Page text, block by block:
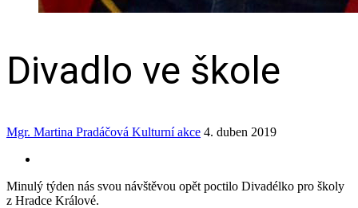
Divadlo ve škole
Mgr. Martina Pradáčová Kulturní akce 4. duben 2019
Minulý týden nás svou návštěvou opět poctilo Divadélko pro školy
z Hradce Králové.